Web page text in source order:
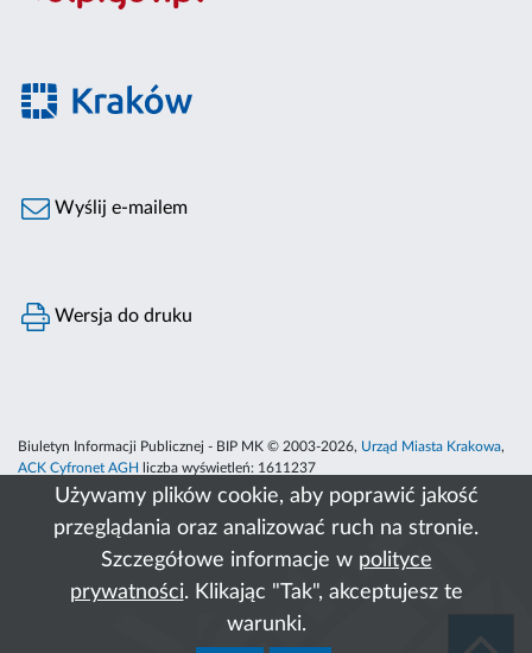
Używamy plików cookie, aby poprawić jakość
przeglądania oraz analizować ruch na stronie.
Szczegółowe informacje w polityce
prywatności. Klikając "Tak", akceptujesz te
warunki.
Wyślij e-mailem
Wersja do druku
Biuletyn Informacji Publicznej - BIP MK © 2003-2026, Urząd Miasta Krakowa,
ACK Cyfronet AGH liczba wyświetleń: 1611237